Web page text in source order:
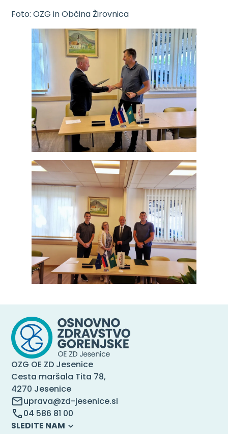
Foto: OZG in Občina Žirovnica
OZG OE ZD Jesenice
Cesta maršala Tita 78,
4270 Jesenice
uprava@zd-jesenice.si
04 586 81 00
SLEDITE NAM